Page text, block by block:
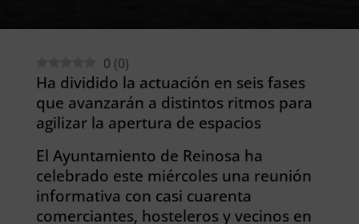
0 (0)
Ha dividido la actuación en seis fases
que avanzarán a distintos ritmos para
agilizar la apertura de espacios
El Ayuntamiento de Reinosa ha
celebrado este miércoles una reunión
informativa con casi cuarenta
comerciantes, hosteleros y vecinos en